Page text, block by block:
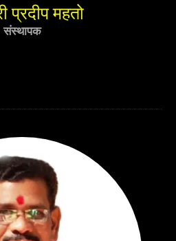
प्रदीप महतो
संस्थापक